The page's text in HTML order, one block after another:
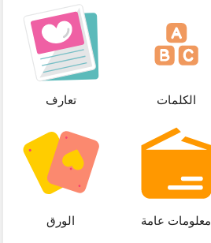
تعارف الكلمات
الورق معلومات عامة